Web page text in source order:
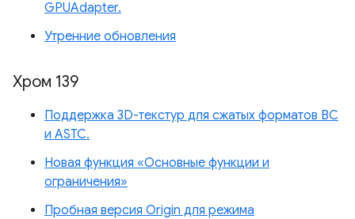
GPUAdapter.
Утренние обновления
Хром 139
Поддержка 3D-текстур для сжатых форматов BC
и ASTC.
Новая функция «Основные функции и
ограничения»
Пробная версия Origin для режима